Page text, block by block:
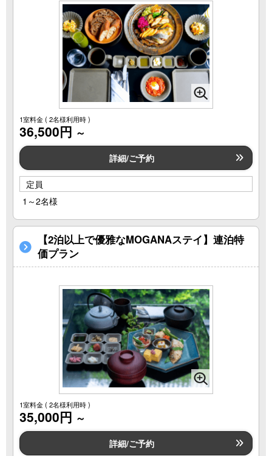
1室料金( 2名様利用時 )
36,500円 ～
詳細/ご予約
定員
1～2名様
【2泊以上で優雅なMOGANAステイ】連泊特
価プラン
1室料金( 2名様利用時 )
35,000円 ～
詳細/ご予約